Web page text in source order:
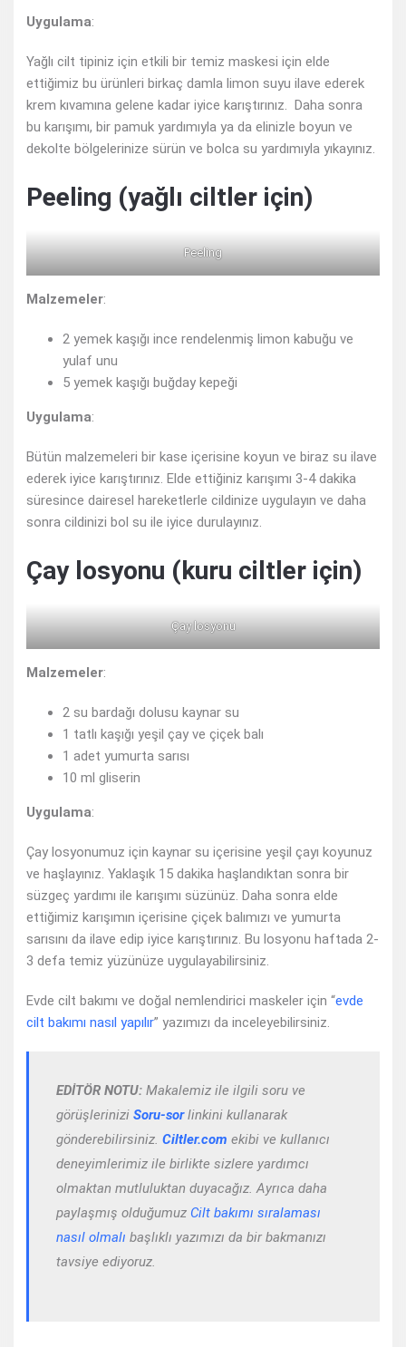
Uygulama:
Yağlı cilt tipiniz için etkili bir temiz maskesi için elde
ettiğimiz bu ürünleri birkaç damla limon suyu ilave ederek
krem kıvamına gelene kadar iyice karıştırınız. Daha sonra
bu karışımı, bir pamuk yardımıyla ya da elinizle boyun ve
dekolte bölgelerinize sürün ve bolca su yardımıyla yıkayınız.
Peeling (yağlı ciltler için)
Peeling
Malzemeler:
2 yemek kaşığı ince rendelenmiş limon kabuğu ve
yulaf unu
5 yemek kaşığı buğday kepeği
Uygulama:
Bütün malzemeleri bir kase içerisine koyun ve biraz su ilave
ederek iyice karıştırınız. Elde ettiğiniz karışımı 3-4 dakika
süresince dairesel hareketlerle cildinize uygulayın ve daha
sonra cildinizi bol su ile iyice durulayınız.
Çay losyonu (kuru ciltler için)
Çay losyonu
Malzemeler:
2 su bardağı dolusu kaynar su
1 tatlı kaşığı yeşil çay ve çiçek balı
1 adet yumurta sarısı
10 ml gliserin
Uygulama:
Çay losyonumuz için kaynar su içerisine yeşil çayı koyunuz
ve haşlayınız. Yaklaşık 15 dakika haşlandıktan sonra bir
süzgeç yardımı ile karışımı süzünüz. Daha sonra elde
ettiğimiz karışımın içerisine çiçek balımızı ve yumurta
sarısını da ilave edip iyice karıştırınız. Bu losyonu haftada 2-
3 defa temiz yüzünüze uygulayabilirsiniz.
Evde cilt bakımı ve doğal nemlendirici maskeler için “evde
cilt bakımı nasıl yapılır” yazımızı da inceleyebilirsiniz.
EDİTÖR NOTU: Makalemiz ile ilgili soru ve
görüşlerinizi Soru-sorlinkini kullanarak
gönderebilirsiniz. Ciltler.com ekibi ve kullanıcı
deneyimlerimiz ile birlikte sizlere yardımcı
olmaktan mutluluktan duyacağız. Ayrıca daha
paylaşmış olduğumuz Cilt bakımı sıralaması
nasıl olmalı başlıklı yazımızı da bir bakmanızı
tavsiye ediyoruz.